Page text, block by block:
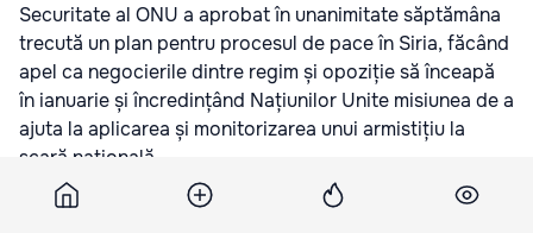
Securitate al ONU a aprobat în unanimitate săptămâna
trecută un plan pentru procesul de pace în Siria, făcând
apel ca negocierile dintre regim și opoziție să înceapă
în ianuarie și încredințând Națiunilor Unite misiunea de a
ajuta la aplicarea și monitorizarea unui armistițiu la
scară națională.
Walid al-Moallem a făcut apel, de asemenea, la Consiliul